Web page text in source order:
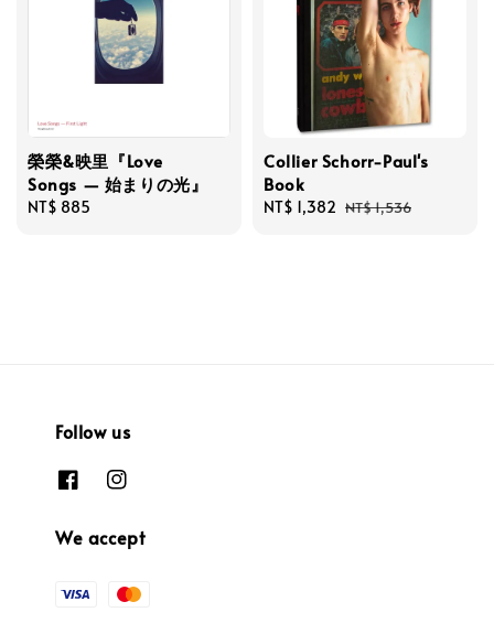
榮榮&映里『Love
Songs — 始まりの光』
Regular
NT$ 885
Collier Schorr-Paul's
Book
Sale
NT$ 1,382 Regular
NT$ 1,536
Follow us
We accept